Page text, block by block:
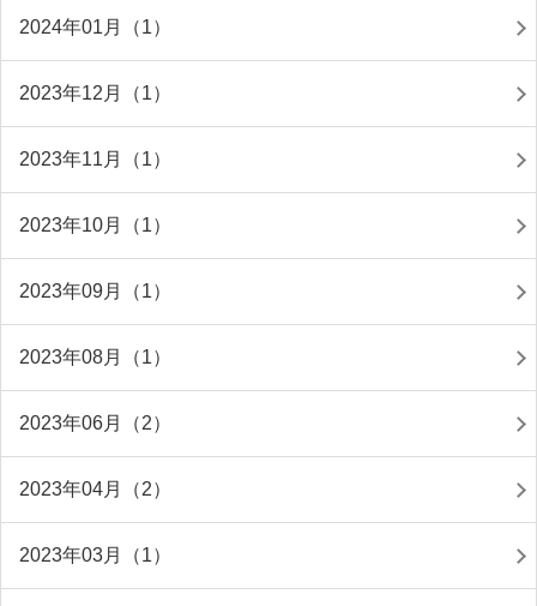
2024年01月（1）
2023年12月（1）
2023年11月（1）
2023年10月（1）
2023年09月（1）
2023年08月（1）
2023年06月（2）
2023年04月（2）
2023年03月（1）